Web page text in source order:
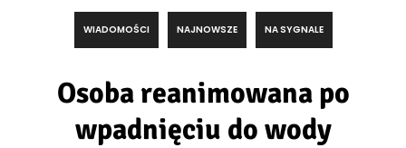
WIADOMOŚCI NAJNOWSZE NA SYGNALE
Osoba reanimowana po
wpadnięciu do wody